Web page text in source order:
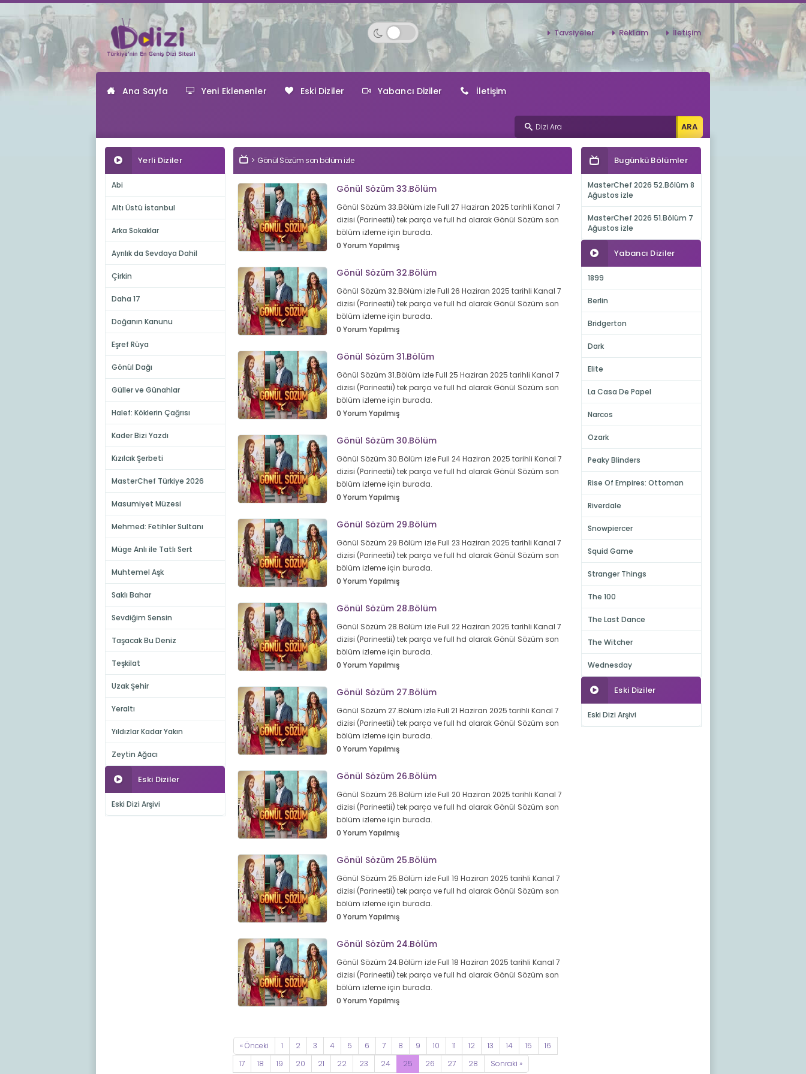
Tavsiyeler Reklam İletişim
Ana Sayfa Yeni Eklenenler Eski Diziler Yabancı Diziler İletişim
Yerli Diziler
Abi
Altı Üstü İstanbul
Arka Sokaklar
Ayrılık da Sevdaya Dahil
Çirkin
Daha 17
Doğanın Kanunu
Eşref Rüya
Gönül Dağı
Güller ve Günahlar
Halef: Köklerin Çağrısı
Kader Bizi Yazdı
Kızılcık Şerbeti
MasterChef Türkiye 2026
Masumiyet Müzesi
Mehmed: Fetihler Sultanı
Müge Anlı ile Tatlı Sert
Muhtemel Aşk
Saklı Bahar
Sevdiğim Sensin
Taşacak Bu Deniz
Teşkilat
Uzak Şehir
Yeraltı
Yıldızlar Kadar Yakın
Zeytin Ağacı
Eski Diziler
Eski Dizi Arşivi
Gönül Sözüm son bölüm izle
Gönül Sözüm 33.Bölüm
Gönül Sözüm 33.Bölüm izle Full 27 Haziran 2025 tarihli Kanal 7
dizisi (Parineetii) tek parça ve full hd olarak Gönül Sözüm son
bölüm izleme için burada.
0 Yorum Yapılmış
Gönül Sözüm 32.Bölüm
Gönül Sözüm 32.Bölüm izle Full 26 Haziran 2025 tarihli Kanal 7
dizisi (Parineetii) tek parça ve full hd olarak Gönül Sözüm son
bölüm izleme için burada.
0 Yorum Yapılmış
Gönül Sözüm 31.Bölüm
Gönül Sözüm 31.Bölüm izle Full 25 Haziran 2025 tarihli Kanal 7
dizisi (Parineetii) tek parça ve full hd olarak Gönül Sözüm son
bölüm izleme için burada.
0 Yorum Yapılmış
Gönül Sözüm 30.Bölüm
Gönül Sözüm 30.Bölüm izle Full 24 Haziran 2025 tarihli Kanal 7
dizisi (Parineetii) tek parça ve full hd olarak Gönül Sözüm son
bölüm izleme için burada.
0 Yorum Yapılmış
Gönül Sözüm 29.Bölüm
Gönül Sözüm 29.Bölüm izle Full 23 Haziran 2025 tarihli Kanal 7
dizisi (Parineetii) tek parça ve full hd olarak Gönül Sözüm son
bölüm izleme için burada.
0 Yorum Yapılmış
Gönül Sözüm 28.Bölüm
Gönül Sözüm 28.Bölüm izle Full 22 Haziran 2025 tarihli Kanal 7
dizisi (Parineetii) tek parça ve full hd olarak Gönül Sözüm son
bölüm izleme için burada.
0 Yorum Yapılmış
Gönül Sözüm 27.Bölüm
Gönül Sözüm 27.Bölüm izle Full 21 Haziran 2025 tarihli Kanal 7
dizisi (Parineetii) tek parça ve full hd olarak Gönül Sözüm son
bölüm izleme için burada.
0 Yorum Yapılmış
Gönül Sözüm 26.Bölüm
Gönül Sözüm 26.Bölüm izle Full 20 Haziran 2025 tarihli Kanal 7
dizisi (Parineetii) tek parça ve full hd olarak Gönül Sözüm son
bölüm izleme için burada.
0 Yorum Yapılmış
Gönül Sözüm 25.Bölüm
Gönül Sözüm 25.Bölüm izle Full 19 Haziran 2025 tarihli Kanal 7
dizisi (Parineetii) tek parça ve full hd olarak Gönül Sözüm son
bölüm izleme için burada.
0 Yorum Yapılmış
Gönül Sözüm 24.Bölüm
Gönül Sözüm 24.Bölüm izle Full 18 Haziran 2025 tarihli Kanal 7
dizisi (Parineetii) tek parça ve full hd olarak Gönül Sözüm son
bölüm izleme için burada.
0 Yorum Yapılmış
« Önceki 1 2 3 4 5 6 7 8 9 10 11 12 13 14 15
16
17
18 19 20 21 22 23 24 25 26 27 28 Sonraki »
Bugünkü Bölümler
MasterChef 2026 52.Bölüm 8
Ağustos izle
MasterChef 2026 51.Bölüm 7
Ağustos izle
Yabancı Diziler
1899
Berlin
Bridgerton
Dark
Elite
La Casa De Papel
Narcos
Ozark
Peaky Blinders
Rise Of Empires: Ottoman
Riverdale
Snowpiercer
Squid Game
Stranger Things
The 100
The Last Dance
The Witcher
Wednesday
Eski Diziler
Eski Dizi Arşivi